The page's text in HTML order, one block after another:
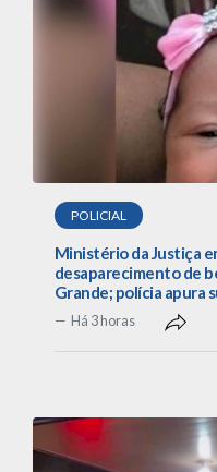
POLICIAL
Ministério da Justiça
desaparecimento de
Grande; polícia apura
Há 3 horas